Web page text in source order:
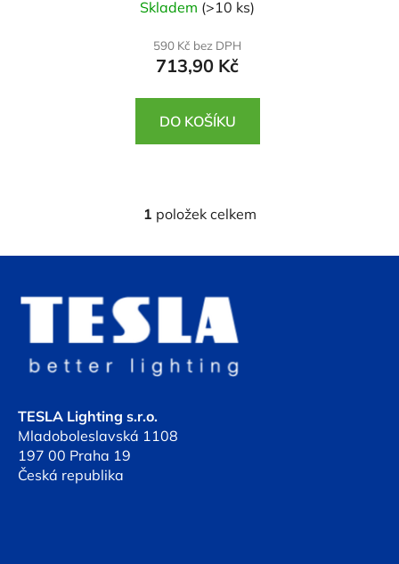
3000K, 1800lm, 120st
Skladem (>10 ks)
590 Kč bez DPH
713,90 Kč
DO KOŠÍKU
O
l
d
a
c
í
p
1 položek celkem
TESLA Lighting s.r.o.
Mladoboleslavská 1108
197 00 Praha 19
Česká republika